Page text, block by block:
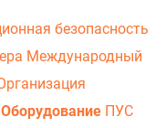
безопасность
Международный
Оборудование ПУС